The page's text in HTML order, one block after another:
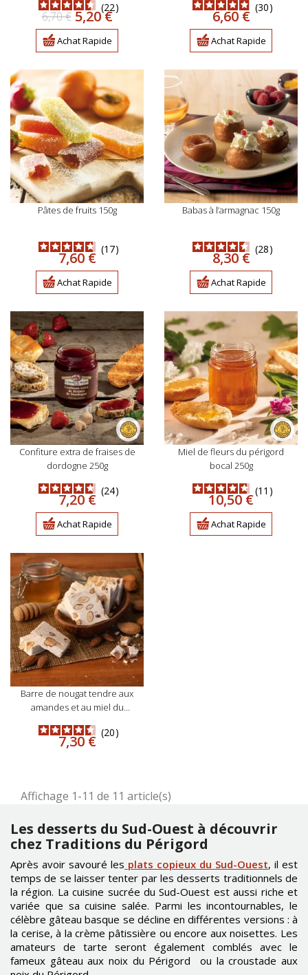
22
Prix
de
base
6,70 €
Prix 5,20 €
Achat Rapide
30
Prix
6,60 €
Achat Rapide
pâtes de fruits 150g
17
Prix
7,60 €
Achat Rapide
babas à l’armagnac 150g
28
Prix
8,30 €
Achat Rapide
confiture extra de fraises de
dordogne 250g
24
Prix
7,20 €
Achat Rapide
miel de fleurs du périgord
bocal 250g
11
Prix
10,50 €
Achat Rapide
barre de nougat tendre aux
amandes et au miel du
20
Prix
7,30 €
Affichage 1-11 de 11 article(s)
Les desserts du Sud-Ouest à découvrir
chez Traditions du Périgord
Après avoir savouré les plats copieux du Sud-Ouest, il est
temps de se laisser tenter par les desserts traditionnels de
la région. La cuisine sucrée du Sud-Ouest est aussi riche et
variée que sa cuisine salée. Parmi les incontournables, le
célèbre gâteau basque se décline en différentes versions : à
la cerise, à la crème pâtissière ou encore aux noisettes. Les
amateurs de tarte seront également comblés avec le
fameux gâteau aux noix du Périgord ou la croustade aux